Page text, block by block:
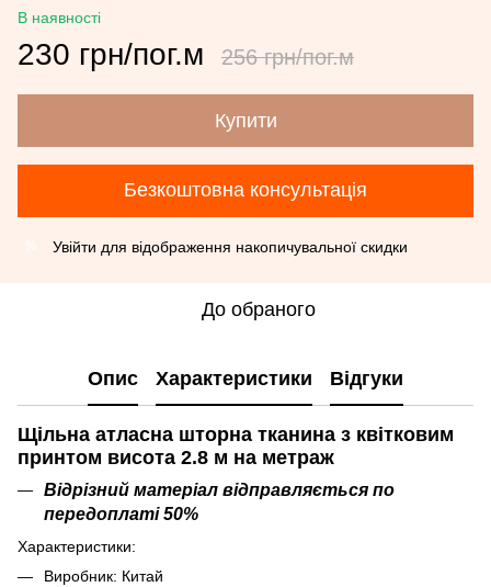
В наявності
230 грн/пог.м 256 грн/пог.м
Купити
Безкоштовна консультація
Увійти для відображення накопичувальної скидки
До обраного
Опис Характеристики Відгуки
Щільна атласна шторна тканина з квітковим
принтом висота 2.8 м на метраж
Відрізний матеріал відправляється по
передоплаті 50%
Характеристики:
Виробник: Китай